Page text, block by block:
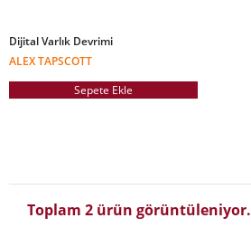
Dijital Varlık Devrimi
ALEX TAPSCOTT
Sepete Ekle
Toplam 2 ürün görüntüleniyor.